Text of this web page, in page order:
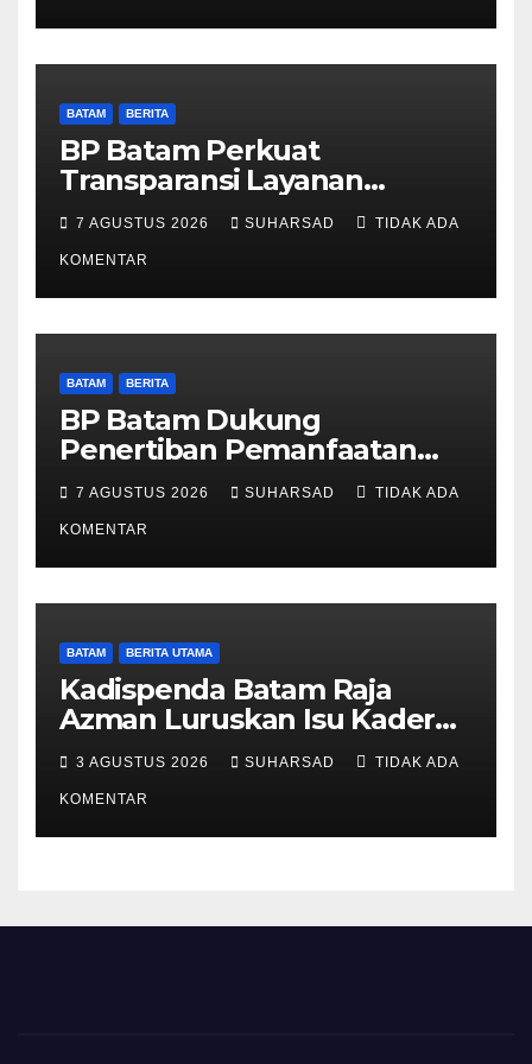
BATAM BERITA
BP Batam Perkuat
Transparansi Layanan
Pertanahan, Alokasi Tanah
Reguler Segera Hadir Melalui
LMS
7 AGUSTUS 2026 SUHARSAD TIDAK ADA
KOMENTAR
BATAM BERITA
BP Batam Dukung
Penertiban Pemanfaatan
Ruang Laut Sesuai
Ketentuan Peraturan
Perundang-undangan
7 AGUSTUS 2026 SUHARSAD TIDAK ADA
KOMENTAR
BATAM BERITA UTAMA
Kadispenda Batam Raja
Azman Luruskan Isu Kader
Pajak RT/RW: Bukan Petugas
Pajak Permanen, Hanya
Pendataan untuk Digitalisasi
hingga 2030
3 AGUSTUS 2026 SUHARSAD TIDAK ADA
KOMENTAR